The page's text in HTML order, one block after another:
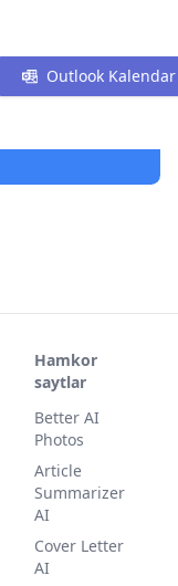
Outlook Kalendar
Hamkor
saytlar
Better AI
Photos
Article
Summarizer
AI
Cover Letter
AI